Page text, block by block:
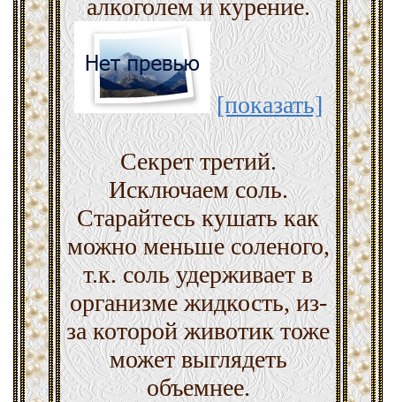
алкоголем и курение.
[показать]
Секрет третий.
Исключаем соль.
Старайтесь кушать как
можно меньше соленого,
т.к. соль удерживает в
организме жидкость, из-
за которой животик тоже
может выглядеть
объемнее.